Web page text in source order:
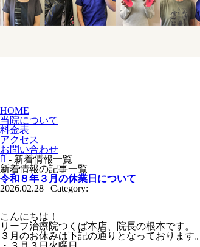
HOME
当院について
料金表
アクセス
お問い合わせ
- 新着情報一覧
新着情報の記事一覧
令和８年３月の休業日について
2026.02.28 | Category:
こんにちは！
リーフ治療院つくば本店、院長の根本です。
３月のお休みは下記の通りとなっております。